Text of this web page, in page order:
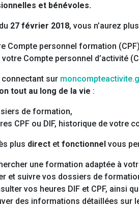
et bénévoles.
27 février 2018, vous n’aurez
Compte personnel formation (CPF)
votre Compte personnel d’activité
connectant sur
tout au long de la vie :
de formation,
CPF ou DIF, historique de votre
plus direct et fonctionnel vous
une formation adaptée à
et suivre vos dossiers de
vos heures DIF et CPF, ainsi
des informations détaillées sur